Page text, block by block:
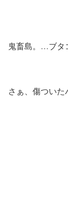
鬼畜島。…ブタ
さぁ、傷つい